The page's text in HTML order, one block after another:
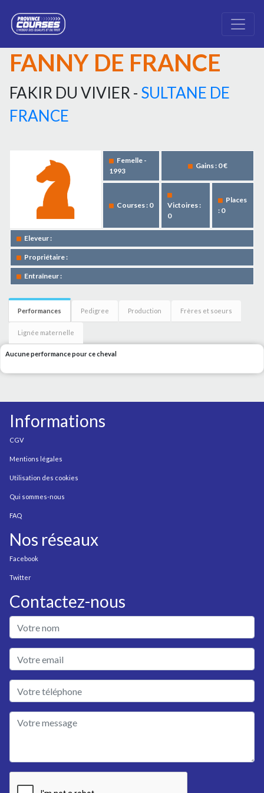
FANNY DE FRANCE
FAKIR DU VIVIER - SULTANE DE
FRANCE
Femelle -
1993
Gains : 0 €
Courses : 0
Victoires :
0
Places
: 0
Eleveur :
Propriétaire :
Entraîneur :
Performances Pedigree Production Frères et soeurs
Lignée maternelle
Aucune performance pour ce cheval
Informations
CGV
Mentions légales
Utilisation des cookies
Qui sommes-nous
FAQ
Nos réseaux
Facebook
Twitter
Contactez-nous